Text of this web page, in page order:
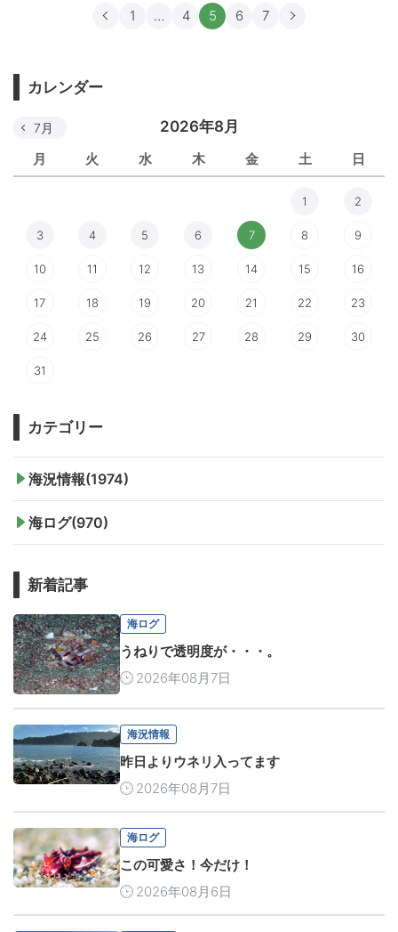
1 … 4 5 6 7
カレンダー
2026年8月
月 火 水 木 金 土 日
7月
1 2
3 4 5 6 7 8 9
10 11 12 13 14 15 16
17 18 19 20 21 22 23
24 25 26 27 28 29 30
31
カテゴリー
海況情報(1974)
海ログ(970)
新着記事
海ログ
うねりで透明度が・・・。
2026年08月7日
海況情報
昨日よりウネリ入ってます
2026年08月7日
海ログ
この可愛さ！今だけ！
2026年08月6日